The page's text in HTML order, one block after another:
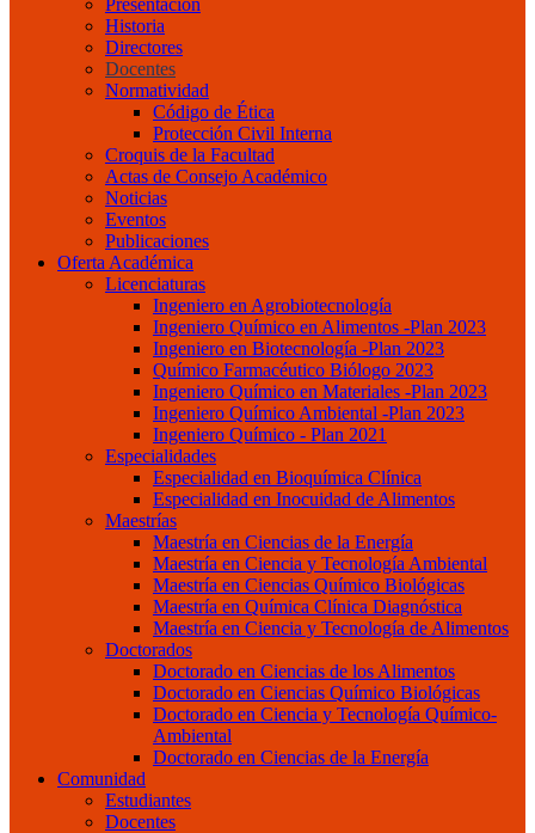
Presentación
Historia
Directores
Docentes
Normatividad
Código de Ética
Protección Civil Interna
Croquis de la Facultad
Actas de Consejo Académico
Noticias
Eventos
Publicaciones
Oferta Académica
Licenciaturas
Ingeniero en Agrobiotecnología
Ingeniero Químico en Alimentos -Plan 2023
Ingeniero en Biotecnología -Plan 2023
Químico Farmacéutico Biólogo 2023
Ingeniero Químico en Materiales -Plan 2023
Ingeniero Químico Ambiental -Plan 2023
Ingeniero Químico - Plan 2021
Especialidades
Especialidad en Bioquímica Clínica
Especialidad en Inocuidad de Alimentos
Maestrías
Maestría en Ciencias de la Energía
Maestría en Ciencia y Tecnología Ambiental
Maestría en Ciencias Químico Biológicas
Maestría en Química Clínica Diagnóstica
Maestría en Ciencia y Tecnología de Alimentos
Doctorados
Doctorado en Ciencias de los Alimentos
Doctorado en Ciencias Químico Biológicas
Doctorado en Ciencia y Tecnología Químico-
Ambiental
Doctorado en Ciencias de la Energía
Comunidad
Estudiantes
Docentes